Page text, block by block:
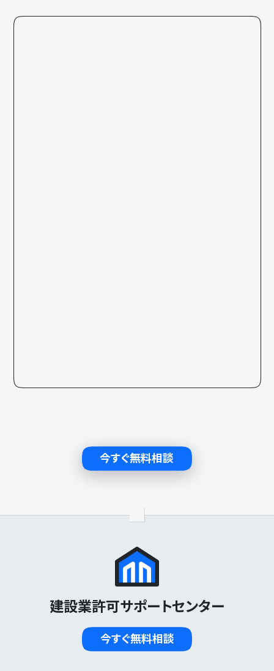
今すぐ無料相談
建設業許可サポートセンター
今すぐ無料相談